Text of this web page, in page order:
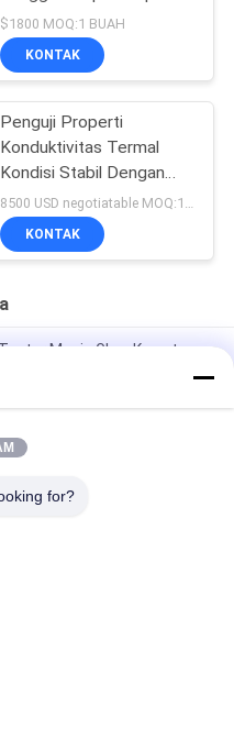
$1800 MOQ:1 BUAH
KONTAK
Penguji Properti
Konduktivitas Termal
Kondisi Stabil Dengan
Pengukur Aliran Panas
KONTAK
Mesin Glow Kawat
listrik untuk pengujian
for?